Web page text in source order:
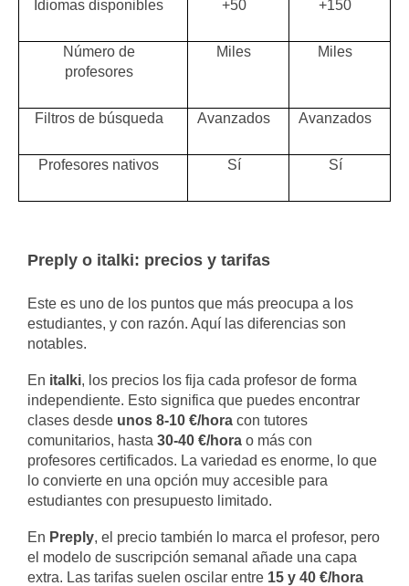
Idiomas disponibles +50 +150
Número de
profesores
Miles Miles
Filtros de búsqueda Avanzados Avanzados
Profesores nativos Sí Sí
Preply o italki: precios y tarifas
Este es uno de los puntos que más preocupa a los
estudiantes, y con razón. Aquí las diferencias son
notables.
En italki, los precios los fija cada profesor de forma
independiente. Esto significa que puedes encontrar
clases desde unos 8-10 €/hora con tutores
comunitarios, hasta 30-40 €/hora o más con
profesores certificados. La variedad es enorme, lo que
lo convierte en una opción muy accesible para
estudiantes con presupuesto limitado.
En Preply, el precio también lo marca el profesor, pero
el modelo de suscripción semanal añade una capa
extra. Las tarifas suelen oscilar entre 15 y 40 €/hora